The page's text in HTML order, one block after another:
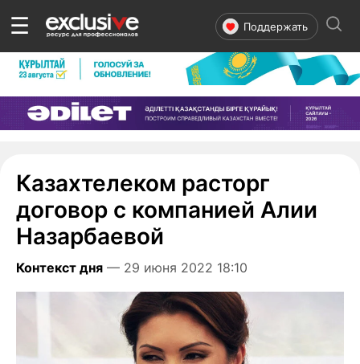
☰ Поддержать
Казахтелеком расторг
договор с компанией Алии
Назарбаевой
Контекст дня — 29 июня 2022 18:10